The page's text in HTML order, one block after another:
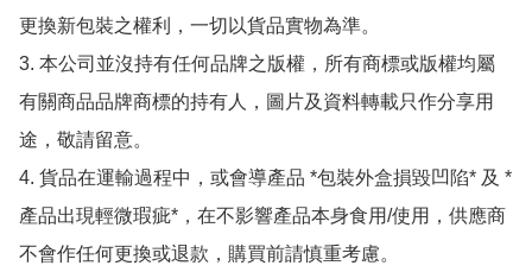
更換新包裝之權利，一切以貨品實物為準。
3. 本公司並沒持有任何品牌之版權，所有商標或版權均屬
有關商品品牌商標的持有人，圖片及資料轉載只作分享用
途，敬請留意。
4. 貨品在運輸過程中，或會導產品 *包裝外盒損毀凹陷* 及 *
產品出現輕微瑕疵*，在不影響產品本身食用/使用，供應商
不會作任何更換或退款，購買前請慎重考慮。